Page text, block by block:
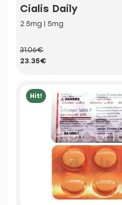
Cialis Daily
2.5mg | 5mg
31.06€
23.35€
Hit!